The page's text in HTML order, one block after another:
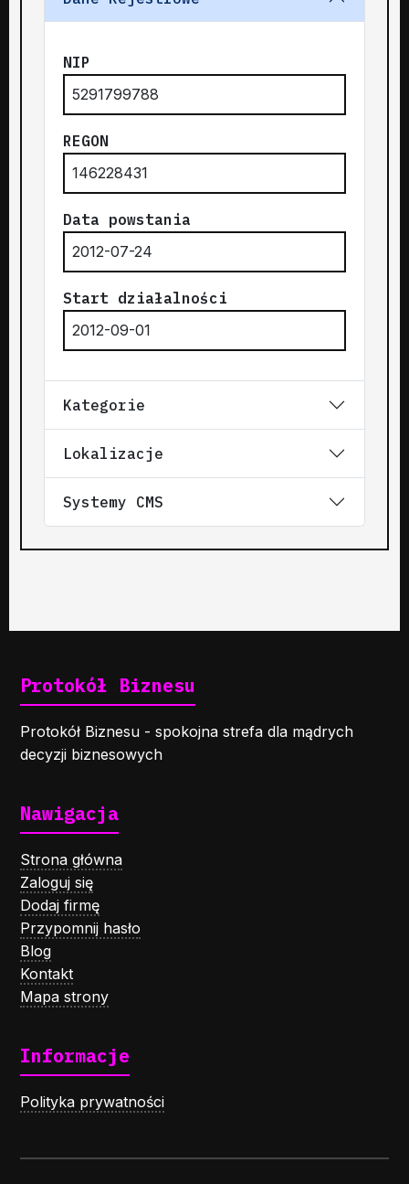
NIP
5291799788
REGON
146228431
Data powstania
2012-07-24
Start działalności
2012-09-01
Kategorie
Lokalizacje
Systemy CMS
Protokół Biznesu
Protokół Biznesu - spokojna strefa dla mądrych
decyzji biznesowych
Nawigacja
Strona główna
Zaloguj się
Dodaj firmę
Przypomnij hasło
Blog
Kontakt
Mapa strony
Informacje
Polityka prywatności